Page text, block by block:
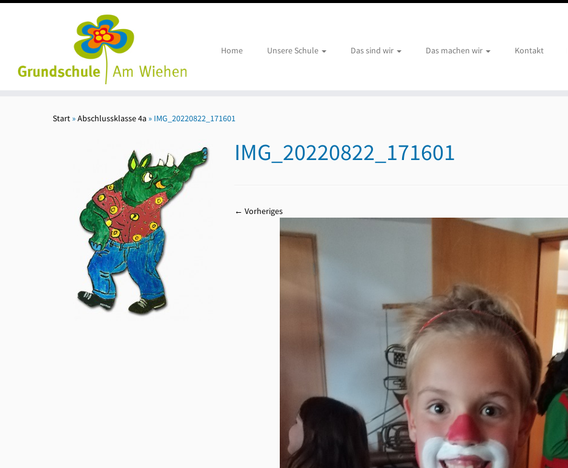
Home Unsere Schule Das sind wir Das machen wir Kontakt
Start »Abschlussklasse 4a » IMG_20220822_171601
IMG_20220822_171601
← Vorheriges